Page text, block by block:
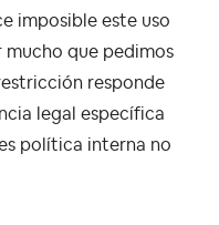
imposible este uso
mucho que pedimos
responde
legal específica
política interna no